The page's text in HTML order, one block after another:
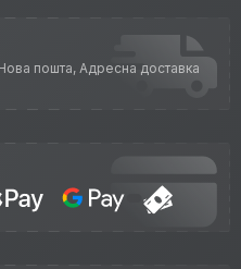
пошта, Адресна доставка